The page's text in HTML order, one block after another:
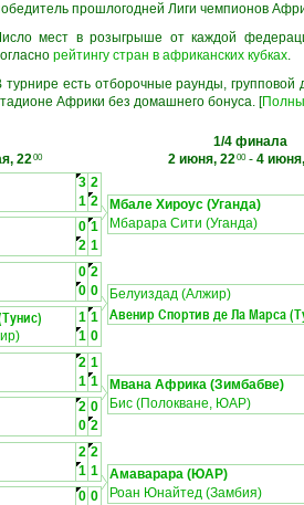
прошлогодней Лиги чемпионов
мест в розыгрыше от каждой
рейтингу стран в африканских кубках.
турнире есть отборочные раунды,
Африки без домашнего бонуса. [
2200
1/4 финала
2 июня, 2200- 4
3 2
1 2
0 1
2 1
Мбале Хироус (Уганда)
Мбарара Сити (Уганда)
0 2
0 0
1 1
1 0
Белуиздад (Алжир)
Авенир Спортив де Ла Марса
2 1
1 1
2 0
0 2
Мвана Африка (Зимбабве)
Бис (Полокване, ЮАР)
2 2
1 1
0 0
Амаварара (ЮАР)
Роан Юнайтед (Замбия)